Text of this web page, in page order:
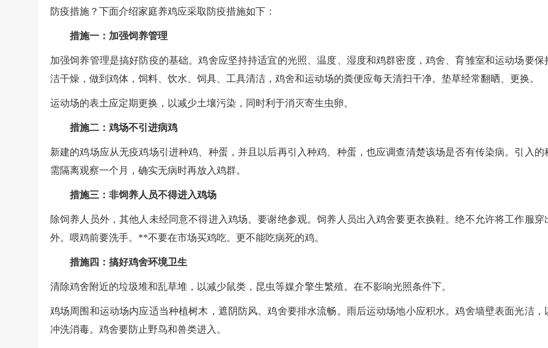
防疫措施？下面介绍家庭养鸡应采取防疫措施如下：
措施一：加强饲养管理
加强饲养管理是搞好防疫的基础。鸡舍应坚持持适宜的光照、温度、湿度和鸡群密度，鸡舍、育雏室和运动场要保
洁干燥，做到鸡体，饲料、饮水、饲具、工具清洁，鸡舍和运动场的粪便应每天清扫干净。垫草经常翻晒、更换。
运动场的表土应定期更换，以减少土壤污染，同时利于消灭寄生虫卵。
措施二：鸡场不引进病鸡
新建的鸡场应从无疫鸡场引进种鸡、种蛋，并且以后再引入种鸡、种蛋，也应调查清楚该场是否有传染病。引入的
需隔离观察一个月，确实无病时再放入鸡群。
措施三：非饲养人员不得进入鸡场
除饲养人员外，其他人未经同意不得进入鸡场。要谢绝参观。饲养人员出入鸡舍要更衣换鞋。绝不允许将工作服穿
外。喂鸡前要洗手。**不要在市场买鸡吃。更不能吃病死的鸡。
措施四：搞好鸡舍环境卫生
清除鸡舍附近的垃圾堆和乱草堆，以减少鼠类，昆虫等媒介擎生繁殖。在不影响光照条件下。
鸡场周围和运动场内应适当种植树木，遮阴防风。鸡舍要排水流畅。雨后运动场地小应积水。鸡舍墙壁表面光洁，
冲洗消毒。鸡舍要防止野鸟和兽类进入。